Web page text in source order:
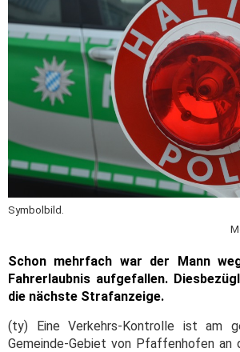
Symbolbild.
Schon mehrfach war der Mann
Fahrerlaubnis aufgefallen.
die nächste Strafanzeige.
(ty) Eine Verkehrs-Kontrolle ist am
Gemeinde-Gebiet von Pfaffenhofen an